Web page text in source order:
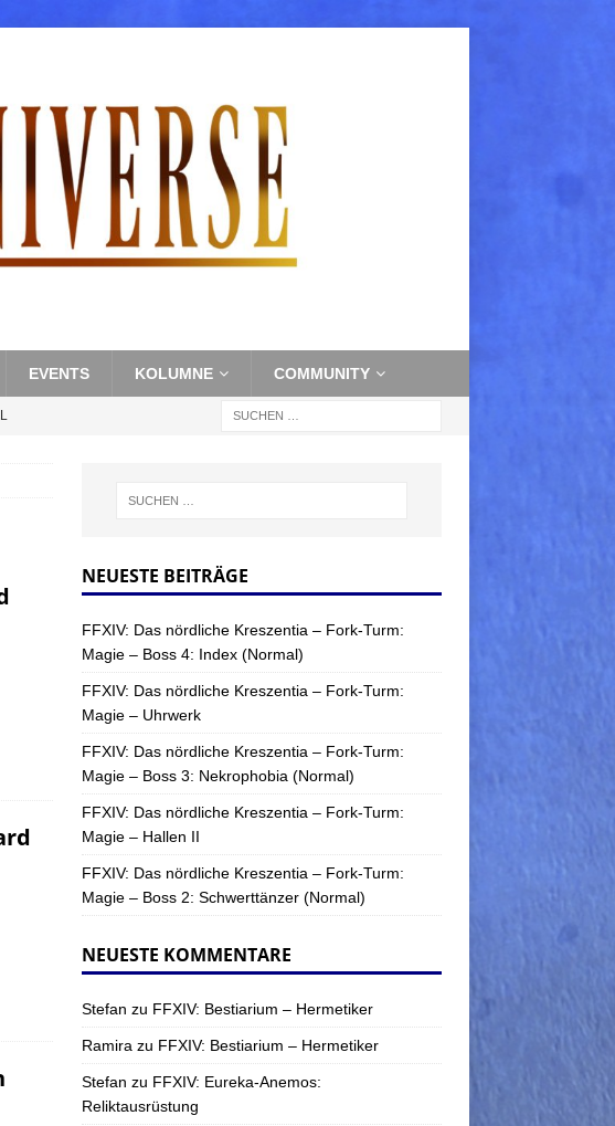
EVENTS KOLUMNE COMMUNITY
NEUESTE BEITRÄGE
FFXIV: Das nördliche Kreszentia – Fork-Turm:
Magie – Boss 4: Index (Normal)
FFXIV: Das nördliche Kreszentia – Fork-Turm:
Magie – Uhrwerk
FFXIV: Das nördliche Kreszentia – Fork-Turm:
Magie – Boss 3: Nekrophobia (Normal)
FFXIV: Das nördliche Kreszentia – Fork-Turm:
Magie – Hallen II
FFXIV: Das nördliche Kreszentia – Fork-Turm:
Magie – Boss 2: Schwerttänzer (Normal)
NEUESTE KOMMENTARE
Stefan zu FFXIV: Bestiarium – Hermetiker
Ramira zu FFXIV: Bestiarium – Hermetiker
Stefan zu FFXIV: Eureka-Anemos:
Reliktausrüstung